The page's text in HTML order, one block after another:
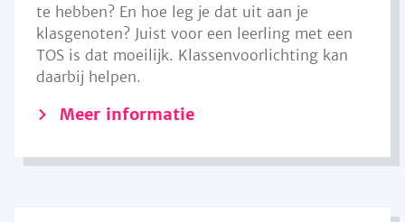
te hebben? En hoe leg je dat uit aan je
klasgenoten? Juist voor een leerling met een
TOS is dat moeilijk. Klassenvoorlichting kan
daarbij helpen.
Meer informatie